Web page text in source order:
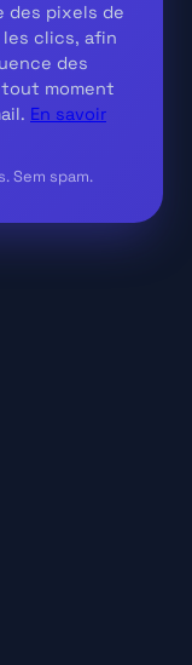
des pixels de
clics, afin
des
moment
En savoir
Sem spam.